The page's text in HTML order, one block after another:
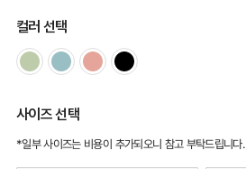
컬러 선택
사이즈 선택
*일부 사이즈는 비용이 추가되오니 참고 부탁드립니다.